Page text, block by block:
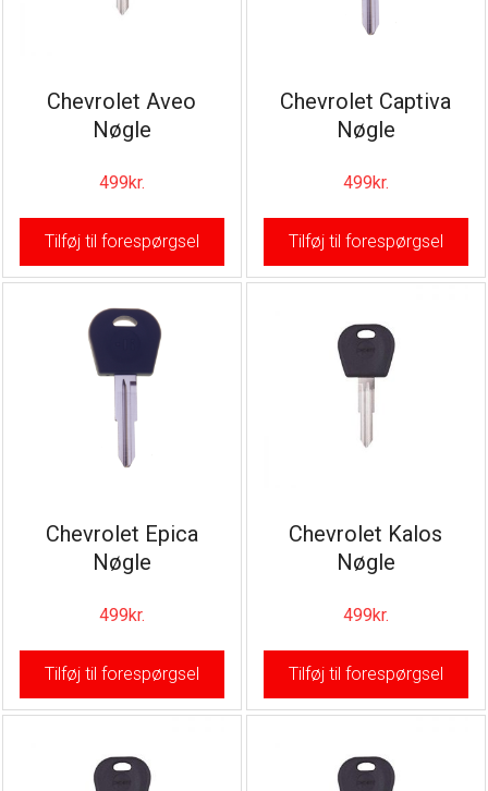
Chevrolet Aveo
Nøgle
499kr.
Tilføj til forespørgsel
Chevrolet Captiva
Nøgle
499kr.
Tilføj til forespørgsel
Chevrolet Epica
Nøgle
499kr.
Tilføj til forespørgsel
Chevrolet Kalos
Nøgle
499kr.
Tilføj til forespørgsel